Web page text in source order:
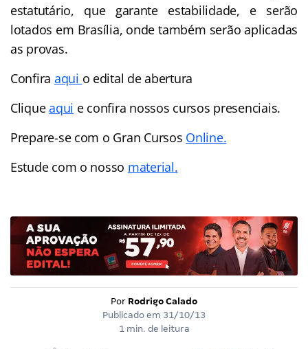
estatutário, que garante estabilidade, e serão
lotados em Brasília, onde também serão aplicadas
as provas.
Confira aqui o edital de abertura
Cliqueaqui e confira nossos cursos presenciais.
Prepare-se com o Gran Cursos Online.
Estude com o nosso material.
Por Rodrigo Calado
Publicado em 31/10/13
1 min. de leitura